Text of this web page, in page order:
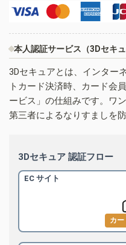
本人認証サービス（3Dセキ
3Dセキュアとは、インター
トカード決済時、カード会
ービス」の仕組みです。ワ
第三者によるなりすましを
3Dセキュア 認証フロー
EC サイト
カー